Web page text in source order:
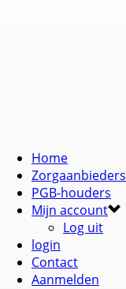
Home
Zorgaanbieders
PGB-houders
Mijn account
Log uit
login
Contact
Aanmelden